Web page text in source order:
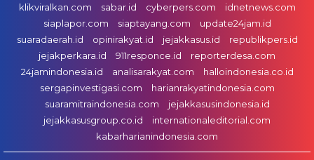
klikviralkan.com
sabar.id cyberpers.com
idnetnews.com
siaplapor.com
siaptayang.com
update24jam.id
suaradaerah.id
opinirakyat.id jejakkasus.id
republikpers.id
jejakperkara.id
911responce.id
reporterdesa.com
24jamindonesia.id
analisarakyat.com
halloindonesia.co.id
sergapinvestigasi.com
harianrakyatindonesia.com
suaramitraindonesia.com
jejakkasusindonesia.id
jejakkasusgroup.co.id
internationaleditorial.com
kabarharianindonesia.com